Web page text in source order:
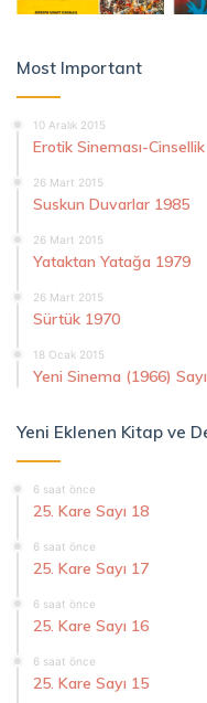
Most Important
10 Aralık 2015
Erotik Sineması-
26 Mart 2015
Suskun Duvarlar 1985
26 Mart 2015
Yataktan Yatağa 1979
26 Mart 2015
Sürtük 1970
18 Ocak 2015
Yeni Sinema (1966)
Yeni Eklenen Kitap ve
6 saat önce
25. Kare Sayı 18
6 saat önce
25. Kare Sayı 17
6 saat önce
25. Kare Sayı 16
6 saat önce
25. Kare Sayı 15